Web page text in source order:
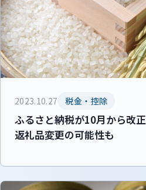
2023.10.27 税金・控除
ふるさと納税が10月から改
返礼品変更の可能性も